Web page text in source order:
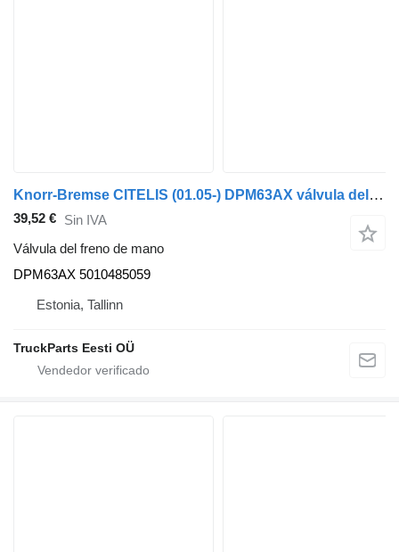
Knorr-Bremse CITELIS (01.05-) DPM63AX válvula del freno de mano para Irisbus Access, Evadys, Axer, Karosa, Recreo, Domino, Agora, Citelis, Eurorider (1999-) autobús
39,52 € Sin IVA
Válvula del freno de mano
DPM63AX 5010485059
Estonia, Tallinn
TruckParts Eesti OÜ